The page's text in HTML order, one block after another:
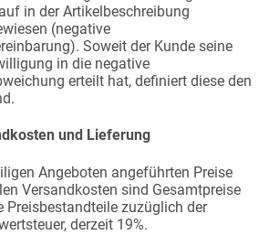
in der Artikelbeschreibung
(negative
Soweit der Kunde seine
in die negative
erteilt hat, definiert diese den
und Lieferung
Angeboten angeführten Preise
Versandkosten sind Gesamtpreise
Preisbestandteile zuzüglich der
derzeit 19%.